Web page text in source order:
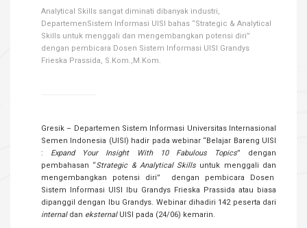
Analytical Skills sangat diminati dibanyak industri,
DepartemenSistem Informasi UISI bahas “Strategic & Analytical
Skills untuk menggali dan mengembangkan potensi diri”
dengan pembicara Dosen Sistem Informasi UISI Grandys
Frieska Prassida, S.Kom.,M.Kom.
Gresik – Departemen Sistem Informasi Universitas Internasional
Semen Indonesia (UISI) hadir pada webinar “Belajar Bareng UISI
: Expand Your Insight With 10 Fabulous Topics” dengan
pembahasan “Strategic & Analytical Skills untuk menggali dan
mengembangkan potensi diri” dengan pembicara Dosen
Sistem Informasi UISI Ibu Grandys Frieska Prassida atau biasa
dipanggil dengan Ibu Grandys. Webinar dihadiri 142 peserta dari
internaldan eksternalUISI pada (24/06) kemarin.